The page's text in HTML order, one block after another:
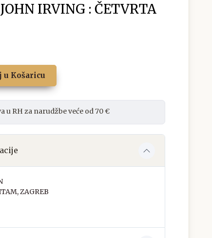
JOHN IRVING : ČETVRTA
u Košaricu
u RH za narudžbe veće od 70 €
ZAGREB